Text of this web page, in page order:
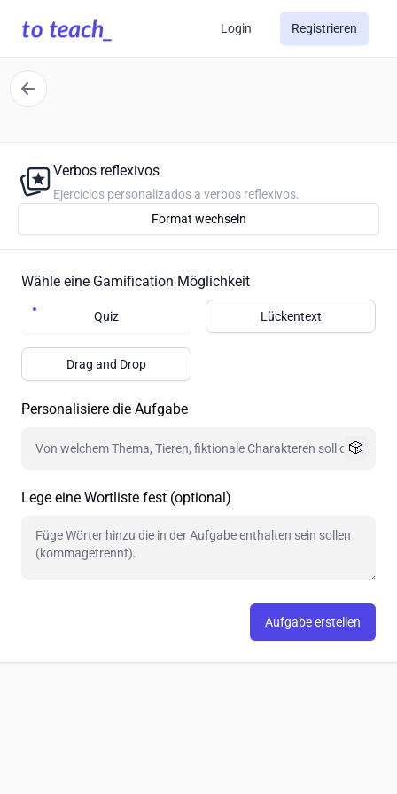
Login Registrieren
Verbos reflexivos
Ejercicios personalizados a verbos reflexivos.
Format wechseln
Wähle eine Gamification Möglichkeit
Quiz Lückentext
Drag and Drop
Personalisiere die Aufgabe
🎲
Lege eine Wortliste fest (optional)
Aufgabe erstellen